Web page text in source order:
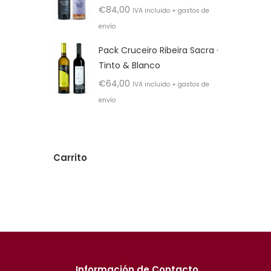
€84,00 IVA incluido + gastos de
envío
Pack Cruceiro Ribeira Sacra ·
Tinto & Blanco
€64,00 IVA incluido + gastos de
envío
Carrito